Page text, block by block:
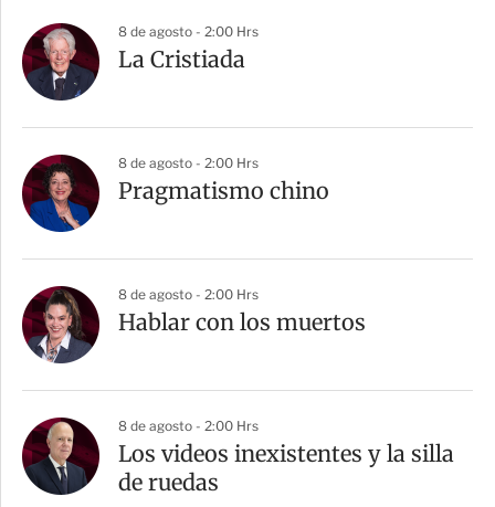
8 de agosto - 2:00 Hrs
La Cristiada
8 de agosto - 2:00 Hrs
Pragmatismo chino
8 de agosto - 2:00 Hrs
Hablar con los muertos
8 de agosto - 2:00 Hrs
Los videos inexistentes y la silla
de ruedas